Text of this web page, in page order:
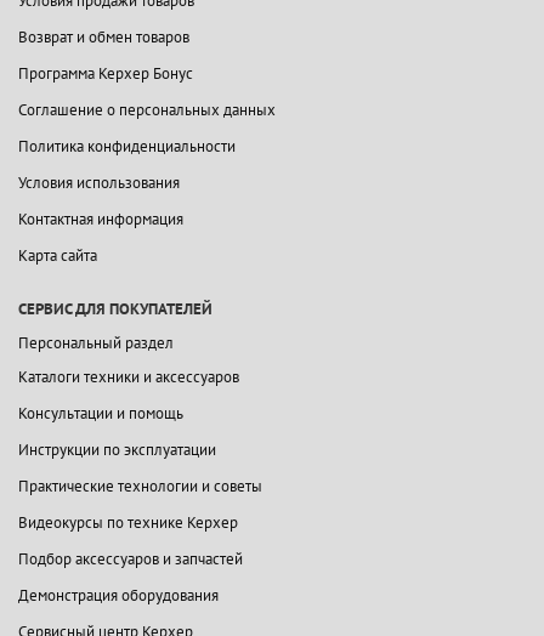
Возврат и обмен товаров
Программа Керхер Бонус
Соглашение о персональных данных
Политика конфиденциальности
Условия использования
Контактная информация
Карта сайта
СЕРВИС ДЛЯ ПОКУПАТЕЛЕЙ
Персональный раздел
Каталоги техники и аксессуаров
Консультации и помощь
Инструкции по эксплуатации
Практические технологии и советы
Видеокурсы по технике Керхер
Подбор аксессуаров и запчастей
Демонстрация оборудования
Сервисный центр Керхер